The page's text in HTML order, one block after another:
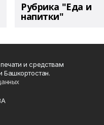
Рубрика "Еда и
напитки"
и средствам
Башкортостан.